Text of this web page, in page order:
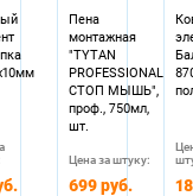
Пена
монтажная
"TYTAN
PROFESSIONAL
СТОП МЫШЬ",
проф., 750мл,
шт.
Цена за штуку:
699 руб.